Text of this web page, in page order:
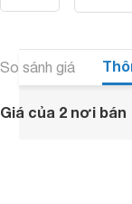
So sánh giá
Giá của 2 nơi bán